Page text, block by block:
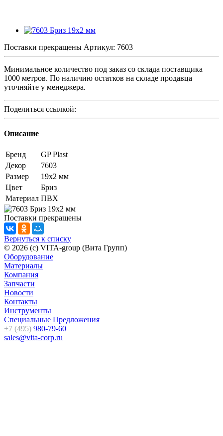
Поставки прекращены Артикул: 7603
Минимальное количество под заказ со склада поставщика
1000 метров. По наличию остатков на складе продавца
уточняйте у менеджера.
Поделиться ссылкой:
Описание
Бренд
GP Plast
Декор
7603
Размер
19x2 мм
Цвет
Бриз
Материал ПВХ
Поставки прекращены
Вернуться к списку
© 2026 (c) VITA-group (Вита Групп)
Оборудование
Материалы
Компания
Запчасти
Новости
Контакты
Инструменты
Специальные Предложения
+7 (495) 980-79-60
sales@vita-corp.ru